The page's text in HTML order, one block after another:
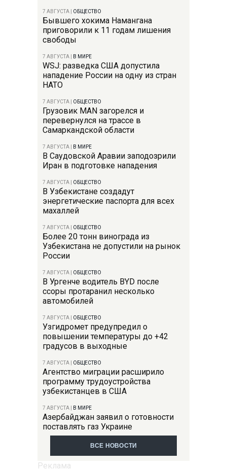
7 АВГУСТА ОБЩЕСТВО
Бывшего хокима Намангана
приговорили к 11 годам лишения
свободы
7 АВГУСТА В МИРЕ
WSJ: разведка США допустила
нападение России на одну из стран
НАТО
7 АВГУСТА ОБЩЕСТВО
Грузовик MAN загорелся и
перевернулся на трассе в
Самаркандской области
7 АВГУСТА В МИРЕ
В Саудовской Аравии заподозрили
Иран в подготовке нападения
7 АВГУСТА ОБЩЕСТВО
В Узбекистане создадут
энергетические паспорта для всех
махаллей
7 АВГУСТА ОБЩЕСТВО
Более 20 тонн винограда из
Узбекистана не допустили на рынок
России
7 АВГУСТА ОБЩЕСТВО
В Ургенче водитель BYD после
ссоры протаранил несколько
автомобилей
7 АВГУСТА ОБЩЕСТВО
Узгидромет предупредил о
повышении температуры до +42
градусов в выходные
7 АВГУСТА ОБЩЕСТВО
Агентство миграции расширило
программу трудоустройства
узбекистанцев в США
7 АВГУСТА В МИРЕ
Азербайджан заявил о готовности
поставлять газ Украине
ВСЕ НОВОСТИ